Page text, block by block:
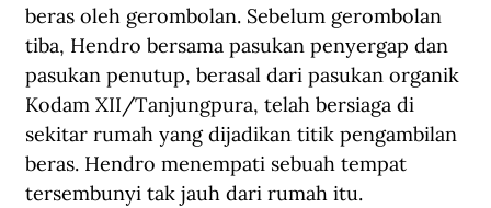
beras oleh gerombolan. Sebelum gerombolan
tiba, Hendro bersama pasukan penyergap dan
pasukan penutup, berasal dari pasukan organik
Kodam XII/Tanjungpura, telah bersiaga di
sekitar rumah yang dijadikan titik pengambilan
beras. Hendro menempati sebuah tempat
tersembunyi tak jauh dari rumah itu.